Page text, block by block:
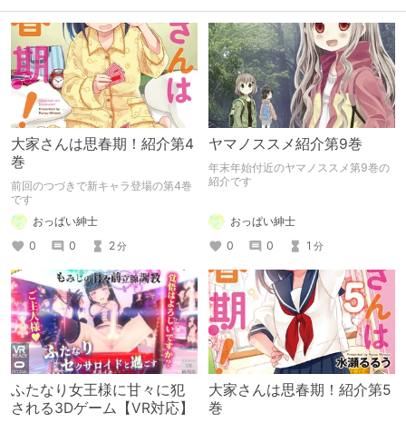
大家さんは思春期！紹介第4
巻
前回のつづきで新キャラ登場の第4巻
です
おっぱい紳士
0
0 2分
ヤマノススメ紹介第9巻
年末年始付近のヤマノススメ第9巻の
紹介です
おっぱい紳士
0
0 1 分
ふたなり女王様に甘々に犯
される3Dゲーム【VR対応】
大家さんは思春期！紹介第5
巻